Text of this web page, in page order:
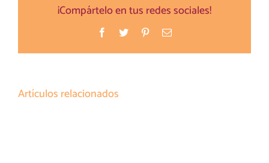
¡Compártelo en tus redes sociales!
Facebook
Twitter PinterestCorreo
Artículos relacionados